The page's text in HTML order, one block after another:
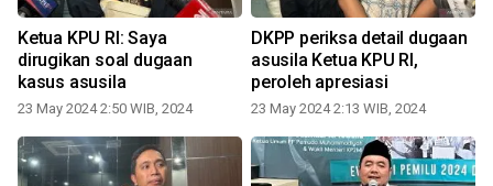
Ketua KPU RI: Saya
dirugikan soal dugaan
kasus asusila
23 May 2024 2:50 WIB, 2024
DKPP periksa detail dugaan
asusila Ketua KPU RI,
peroleh apresiasi
23 May 2024 2:13 WIB, 2024